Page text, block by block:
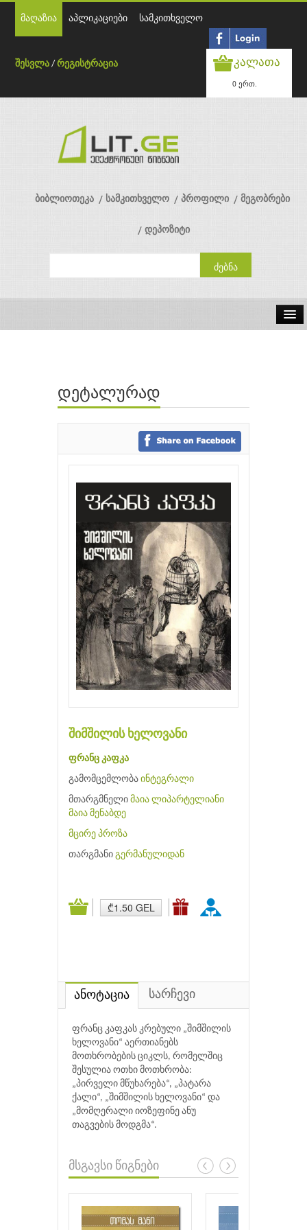
მაღაზია აპლიკაციები სამკითხველო
შესვლა /რეგისტრაცია კალათა
0 ერთ.
ბიბლიოთეკა სამკითხველო პროფილი მეგობრები
დეპოზიტი
ავტორები
გამომცემლობები
დეტალურად
შიმშილის ხელოვანი
ფრანც კაფკა
გამომცემლობა ინტეგრალი
მთარგმნელი მაია ლიპარტელიანი
მაია მენაბდე
მცირე პროზა
თარგმანი გერმანულიდან
₾1.50 GEL
ანოტაცია სარჩევი
ფრანც კაფკას კრებული „შიმშილის
ხელოვანი“ აერთიანებს
მოთხრობების ციკლს, რომელშიც
შესულია ოთხი მოთხრობა:
„პირველი მწუხარება“, „პატარა
ქალი“, „შიმშილის ხელოვანი“ და
„მომღერალი იოზეფინე ანუ
თაგვების მოდგმა“.
მსგავსი წიგნები